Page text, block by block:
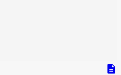
description